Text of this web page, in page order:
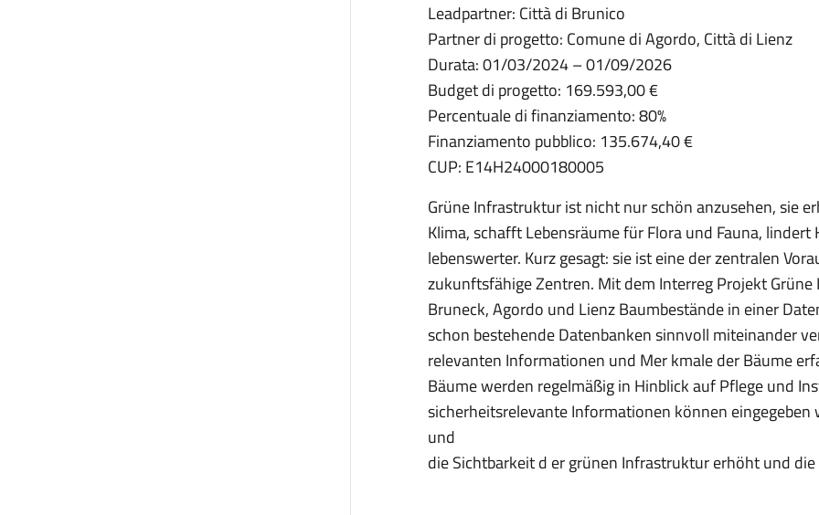
Leadpartner: Città di Brunico
Partner di progetto: Comune di Agordo, Città di Lienz
Durata: 01/03/2024 – 01/09/2026
Budget di progetto: 169.593,00 €
Percentuale di finanziamento: 80%
Finanziamento pubblico: 135.674,40 €
CUP: E14H24000180005
Grüne Infrastruktur ist nicht nur schön anzusehen, sie
Klima, schafft Lebensräume für Flora und Fauna,
lebenswerter. Kurz gesagt: sie ist eine der zentralen
zukunftsfähige Zentren. Mit dem Interreg Projekt
Bruneck, Agordo und Lienz Baumbestände in einer
schon bestehende Datenbanken sinnvoll miteinander
relevanten Informationen und Mer kmale der Bäume
Bäume werden regelmäßig in Hinblick auf Pflege und
sicherheitsrelevante Informationen können
und
die Sichtbarkeit d er grünen Infrastruktur erhöht und